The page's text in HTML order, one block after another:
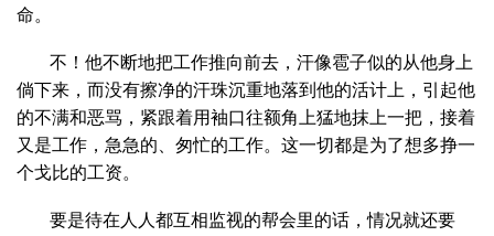
命。
不！他不断地把工作推向前去，汗像雹子似的从他身上
倘下来，而没有擦净的汗珠沉重地落到他的活计上，引起他
的不满和恶骂，紧跟着用袖口往额角上猛地抹上一把，接着
又是工作，急急的、匆忙的工作。这一切都是为了想多挣一
个戈比的工资。
要是待在人人都互相监视的帮会里的话，情况就还要